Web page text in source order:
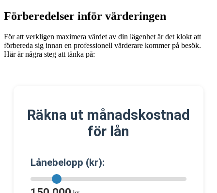
Förberedelser inför värderingen
För att verkligen maximera värdet av din lägenhet är det klokt att
förbereda sig innan en professionell värderare kommer på besök.
Här är några steg att tänka på:
Räkna ut månadskostnad
för lån
Lånebelopp (kr):